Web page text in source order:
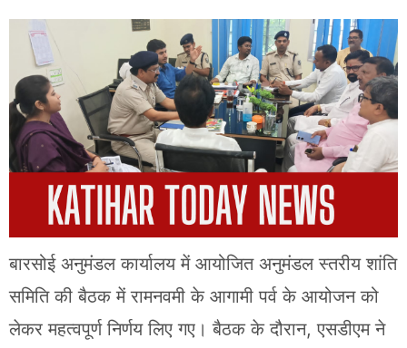
बारसोई अनुमंडल कार्यालय में आयोजित अनुमंडल स्तरीय शांति
समिति की बैठक में रामनवमी के आगामी पर्व के आयोजन को
लेकर महत्वपूर्ण निर्णय लिए गए। बैठक के दौरान, एसडीएम ने